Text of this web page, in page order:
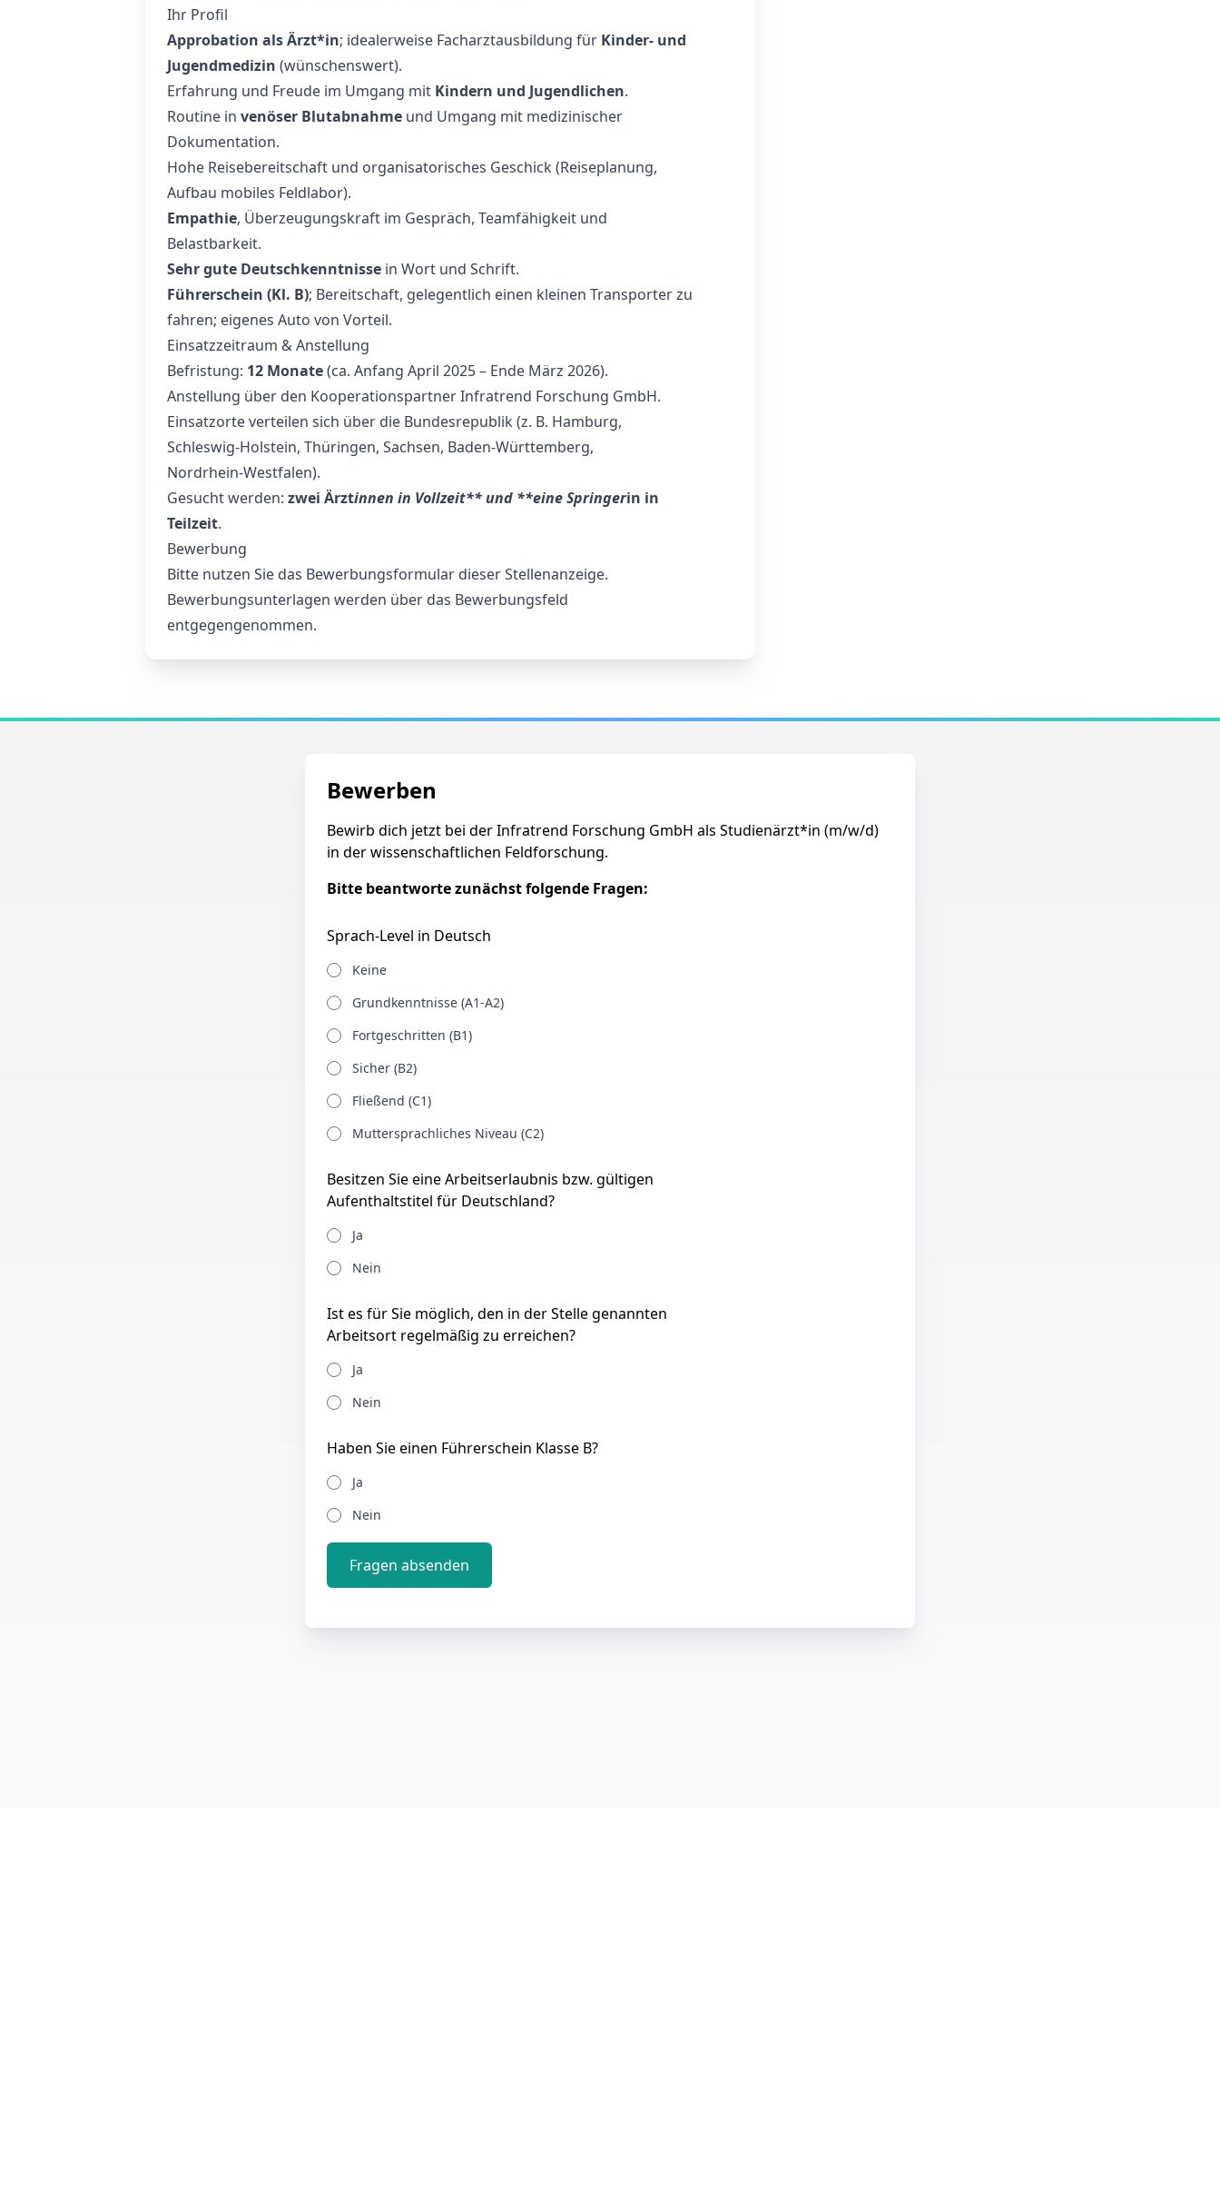
Ihr Profil
Approbation als Ärzt*in; idealerweise Facharztausbildung für Kinder‑ und
Jugendmedizin (wünschenswert).
Erfahrung und Freude im Umgang mit Kindern und Jugendlichen.
Routine in venöser Blutabnahme und Umgang mit medizinischer
Dokumentation.
Hohe Reisebereitschaft und organisatorisches Geschick (Reiseplanung,
Aufbau mobiles Feldlabor).
Empathie, Überzeugungskraft im Gespräch, Teamfähigkeit und
Belastbarkeit.
Sehr gute Deutschkenntnisse in Wort und Schrift.
Führerschein (Kl. B); Bereitschaft, gelegentlich einen kleinen Transporter zu
fahren; eigenes Auto von Vorteil.
Einsatzzeitraum & Anstellung
Befristung: 12 Monate(ca. Anfang April 2025 – Ende März 2026).
Anstellung über den Kooperationspartner Infratrend Forschung GmbH.
Einsatzorte verteilen sich über die Bundesrepublik (z. B. Hamburg,
Schleswig‑Holstein, Thüringen, Sachsen, Baden‑Württemberg,
Nordrhein‑Westfalen).
Gesucht werden: zwei Ärztinnen in Vollzeit** und **eine Springerin in
Teilzeit.
Bewerbung
Bitte nutzen Sie das Bewerbungsformular dieser Stellenanzeige.
Bewerbungsunterlagen werden über das Bewerbungsfeld
entgegengenommen.
Bewerben
Bewirb dich jetzt bei der Infratrend Forschung GmbH als Studienärzt*in (m/w/d)
in der wissenschaftlichen Feldforschung.
Bitte beantworte zunächst folgende Fragen:
Sprach-Level in Deutsch
Keine
Grundkenntnisse (A1-A2)
Fortgeschritten (B1)
Sicher (B2)
Fließend (C1)
Muttersprachliches Niveau (C2)
Besitzen Sie eine Arbeitserlaubnis bzw. gültigen
Aufenthaltstitel für Deutschland?
Ja
Nein
Ist es für Sie möglich, den in der Stelle genannten
Arbeitsort regelmäßig zu erreichen?
Ja
Nein
Haben Sie einen Führerschein Klasse B?
Ja
Nein
Fragen absenden